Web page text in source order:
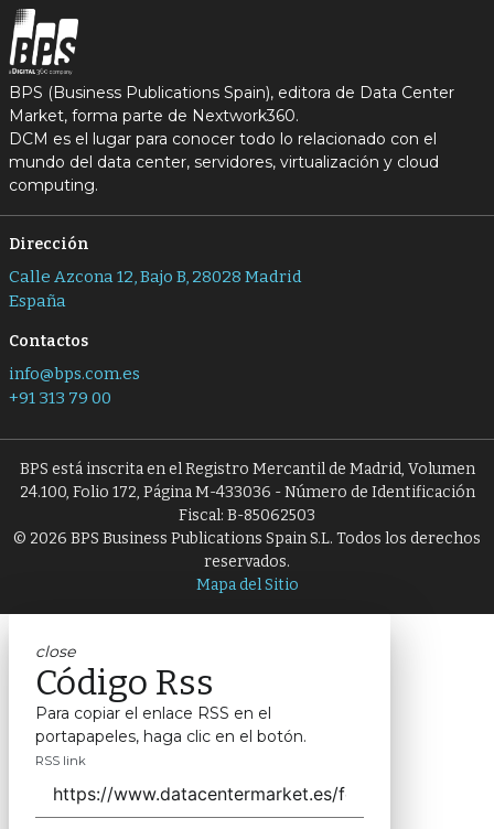
BPS (Business Publications Spain), editora de Data Center
Market, forma parte de Nextwork360.
DCM es el lugar para conocer todo lo relacionado con el
mundo del data center, servidores, virtualización y cloud
computing.
Dirección
Calle Azcona 12, Bajo B, 28028 Madrid
España
Contactos
info@bps.com.es
+91 313 79 00
BPS está inscrita en el Registro Mercantil de Madrid, Volumen
24.100, Folio 172, Página M-433036 - Número de Identificación
Fiscal: B-85062503
© 2026 BPS Business Publications Spain S.L. Todos los derechos
reservados.
Mapa del Sitio
close
Código Rss
Para copiar el enlace RSS en el
portapapeles, haga clic en el botón.
RSS link